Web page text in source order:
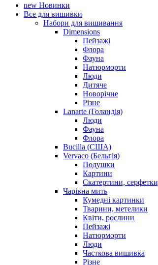
new Новинки
Все для вишивки
Набори для вишивання
Dimensions
Пейзажі
Флора
Фауна
Натюрморти
Люди
Дитяче
Новорічне
Різне
Lanarte (Голандія)
Люди
Фауна
Флора
Bucilla (США)
Vervaco (Бельгія)
Подушки
Картини
Скатертини,
Чарiвна мить
Кумедні картинки
Тварини, метелики
Квіти, рослини
Пейзажі
Натюрморти
Люди
Часткова вишивка
Різне